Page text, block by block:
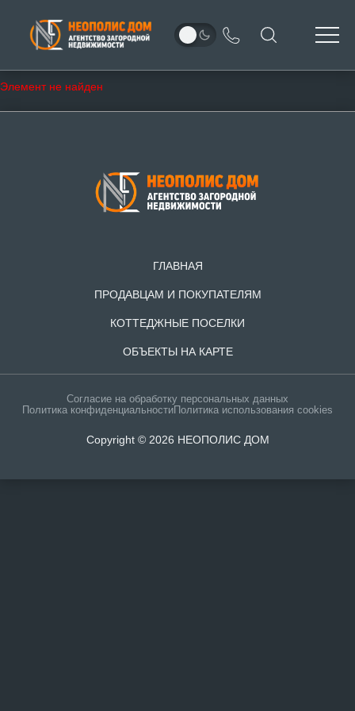
Элемент не найден
ГЛАВНАЯ
ПРОДАВЦАМ И ПОКУПАТЕЛЯМ
КОТТЕДЖНЫЕ ПОСЕЛКИ
ОБЪЕКТЫ НА КАРТЕ
Согласие на обработку персональных данных
Политика конфиденциальностиПолитика использования cookies
Copyright © 2026 НЕОПОЛИС ДОМ